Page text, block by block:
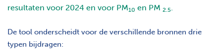
resultaten voor 2024 en voor PM10 en PM 2.5.
De tool onderscheidt voor de verschillende bronnen drie
typen bijdragen: